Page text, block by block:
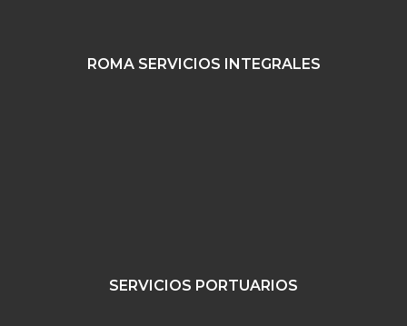
ROMA SERVICIOS INTEGRALES
SERVICIOS PORTUARIOS